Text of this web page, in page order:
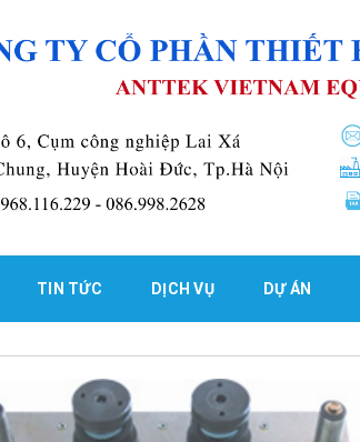
TIN TỨC DỊCH VỤ DỰ ÁN